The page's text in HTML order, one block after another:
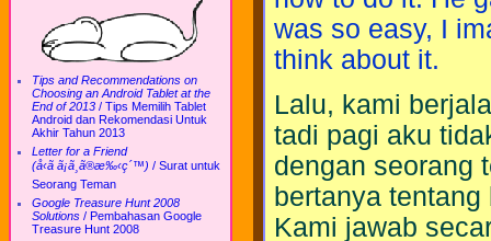
Tips and Recommendations on
Choosing an Android Tablet at the
End of 2013 / Tips Memilih Tablet
Android dan Rekomendasi Untuk
Akhir Tahun 2013
Letter for a Friend
(å‹ã ã¡ã¸ã®æ‰‹ç´™) / Surat untuk
Seorang Teman
Google Treasure Hunt 2008
Solutions / Pembahasan Google
Treasure Hunt 2008
was so easy, I
think about it.
Lalu, kami
tadi pagi aku
dengan seorang
bertanya
Kami jawab